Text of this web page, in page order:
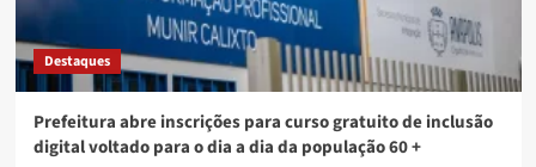
Destaques
Prefeitura abre inscrições para curso gratuito de inclusão
digital voltado para o dia a dia da população 60 +